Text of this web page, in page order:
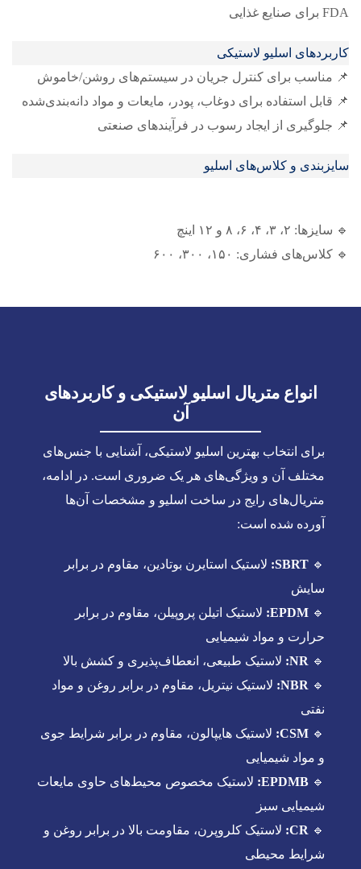
FDA برای صنایع غذایی
کاربردهای اسلیو لاستیکی
📌 مناسب برای کنترل جریان در سیستم‌های روشن/خاموش
📌 قابل استفاده برای دوغاب، پودر، مایعات و مواد دانه‌بندی‌شده
📌 جلوگیری از ایجاد رسوب در فرآیندهای صنعتی
سایزبندی و کلاس‌های اسلیو
🔹 سایزها: ۲، ۳، ۴، ۶، ۸ و ۱۲ اینچ
🔹 کلاس‌های فشاری: ۱۵۰، ۳۰۰، ۶۰۰
انواع متریال اسلیو لاستیکی و کاربردهای
آن
برای انتخاب بهترین اسلیو لاستیکی، آشنایی با جنس‌های
مختلف آن و ویژگی‌های هر یک ضروری است. در ادامه،
متریال‌های رایج در ساخت اسلیو و مشخصات آن‌ها
آورده شده است:
🔹
SBRT: لاستیک استایرن بوتادین، مقاوم در برابر
سایش
🔹
EPDM: لاستیک اتیلن پروپیلن، مقاوم در برابر
حرارت و مواد شیمیایی
🔹
NR: لاستیک طبیعی، انعطاف‌پذیری و کشش بالا
🔹
NBR: لاستیک نیتریل، مقاوم در برابر روغن و مواد
نفتی
🔹
CSM: لاستیک هایپالون، مقاوم در برابر شرایط جوی
و مواد شیمیایی
🔹
EPDMB: لاستیک مخصوص محیط‌های حاوی مایعات
شیمیایی سبز
🔹
CR: لاستیک کلروپرن، مقاومت بالا در برابر روغن و
شرایط محیطی